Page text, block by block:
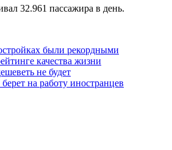
32.961 пассажира в день.
были рекордными
качества жизни
не будет
на работу иностранцев